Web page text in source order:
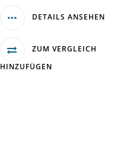
DETAILS ANSEHEN
ZUM VERGLEICH
HINZUFÜGEN